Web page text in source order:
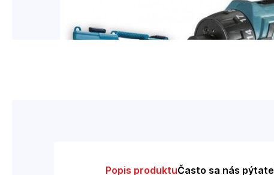
Popis produktuČasto sa nás pýtate